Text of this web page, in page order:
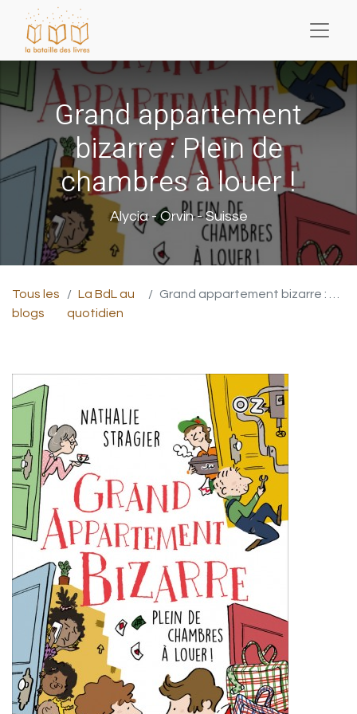
Grand appartement
bizarre : Plein de
chambres à louer !
Alycia - Orvin - Suisse
Tous les
blogs
La BdL au
quotidien
Grand appartement bizarre : Plein de chambres à louer !